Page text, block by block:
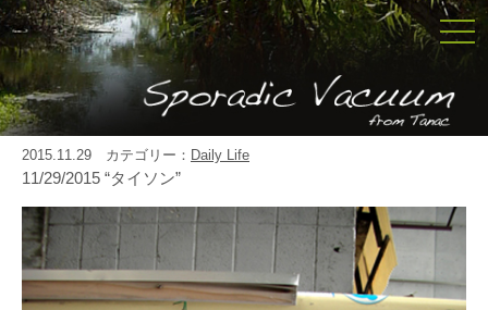
2015.11.29 カテゴリー： Daily Life
11/29/2015 “タイソン”